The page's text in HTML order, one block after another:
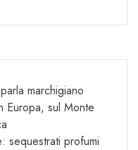
marchigiano
Europa, sul Monte
sequestrati profumi